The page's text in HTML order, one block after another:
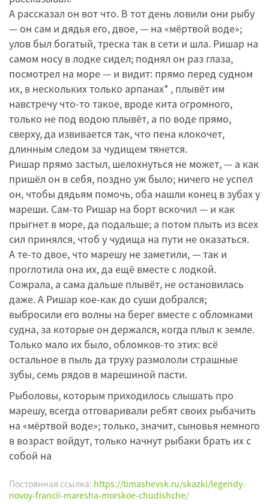
А рассказал он вот что. В тот день ловили они рыбу
— он сам и дядья его, двое, — на «мёртвой воде»;
улов был богатый, треска так в сети и шла. Ришар на
самом носу в лодке сидел; поднял он раз глаза,
посмотрел на море — и видит: прямо перед судном
их, в нескольких только арпанах* , плывёт им
навстречу что-то такое, вроде кита огромного,
только не под водою плывёт, а по воде прямо,
сверху, да извивается так, что пена клокочет,
длинным следом за чудищем тянется.
Ришар прямо застыл, шелохнуться не может, — а как
пришёл он в себя, поздно уж было; ничего не успел
он, чтобы дядьям помочь, оба нашли конец в зубах у
мареши. Сам-то Ришар на борт вскочил — и как
прыгнет в море, да подальше; а потом плыть из всех
сил принялся, чтоб у чудища на пути не оказаться.
А те-то двое, что марешу не заметили, — так и
проглотила она их, да ещё вместе с лодкой.
Сожрала, а сама дальше плывёт, не остановилась
даже. А Ришар кое-как до суши добрался;
выбросили его волны на берег вместе с обломками
судна, за которые он держался, когда плыл к земле.
Только мало их было, обломков-то этих: всё
остальное в пыль да труху размололи страшные
зубы, семь рядов в марешиной пасти.
Рыболовы, которым приходилось слышать про
марешу, всегда отговаривали ребят своих рыбачить
на «мёртвой воде»; только, значит, сыновья немного
в возраст войдут, только начнут рыбаки брать их с
собой на
Постоянная ссылка: https://timashevsk.ru/skazki/legendy-
novoy-francii-maresha-morskoe-chudishche/